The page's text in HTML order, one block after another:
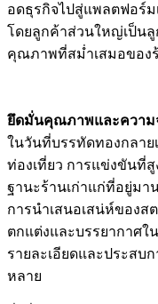
อดธุรกิจไปสู่แพลตฟอร์ม
โดยลูกค้าส่วนใหญ่เป็น
คุณภาพที่สม่ำเสมอของ
ยึดมั่นคุณภาพและความ
ในวันที่บรรทัดทองกลาย
ท่องเที่ยว การแข่งขันที่สู
ฐานะร้านเก่าแก่ที่อยู่มา
การนำเสนอเสน่ห์ของส
ตกแต่งและบรรยากาศใ
รายละเอียดและประสบ
หลาย